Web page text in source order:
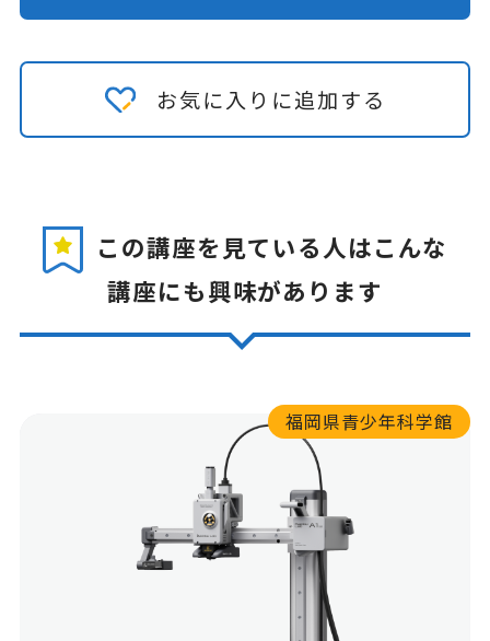
お気に入りに追加する
この講座を見ている人はこんな
講座にも興味があります
福岡県青少年科学館